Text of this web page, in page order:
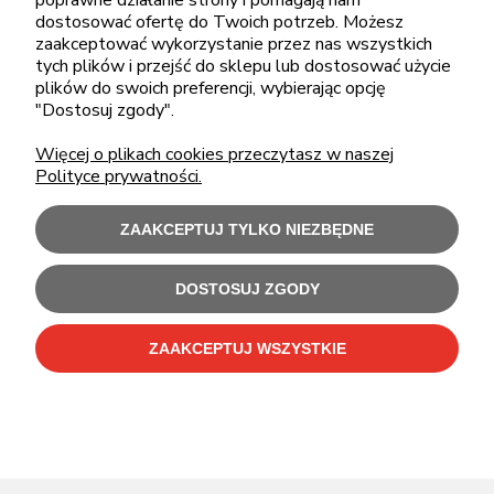
sklep@cebit.pl
ZAKUPY
POMOC
MOJE KONTO
INFORMACJE
Użytkowanie sklepu oznacza zgodę na wykorzystywanie plików cookies.
dostosować ofertę do Twoich potrzeb. Możesz
zaakceptować wykorzystanie przez nas wszystkich
tych plików i przejść do sklepu lub dostosować użycie
plików do swoich preferencji, wybierając opcję
"Dostosuj zgody".
Więcej o plikach cookies przeczytasz w naszej
Polityce prywatności.
ZAAKCEPTUJ TYLKO NIEZBĘDNE
DOSTOSUJ ZGODY
ZAAKCEPTUJ WSZYSTKIE